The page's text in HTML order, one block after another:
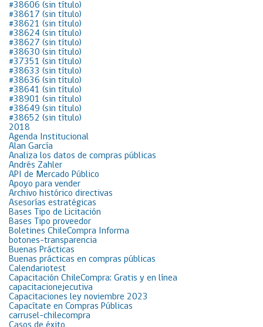
#38606 (sin título)
#38617 (sin título)
#38621 (sin título)
#38624 (sin título)
#38627 (sin título)
#38630 (sin título)
#37351 (sin título)
#38633 (sin título)
#38636 (sin título)
#38641 (sin título)
#38901 (sin título)
#38649 (sin título)
#38652 (sin título)
2018
Agenda Institucional
Alan García
Analiza los datos de compras públicas
Andrés Zahler
API de Mercado Público
Apoyo para vender
Archivo histórico directivas
Asesorías estratégicas
Bases Tipo de Licitación
Bases Tipo proveedor
Boletines ChileCompra Informa
botones-transparencia
Buenas Prácticas
Buenas prácticas en compras públicas
Calendariotest
Capacitación ChileCompra: Gratis y en línea
capacitacionejecutiva
Capacitaciones ley noviembre 2023
Capacítate en Compras Públicas
carrusel-chilecompra